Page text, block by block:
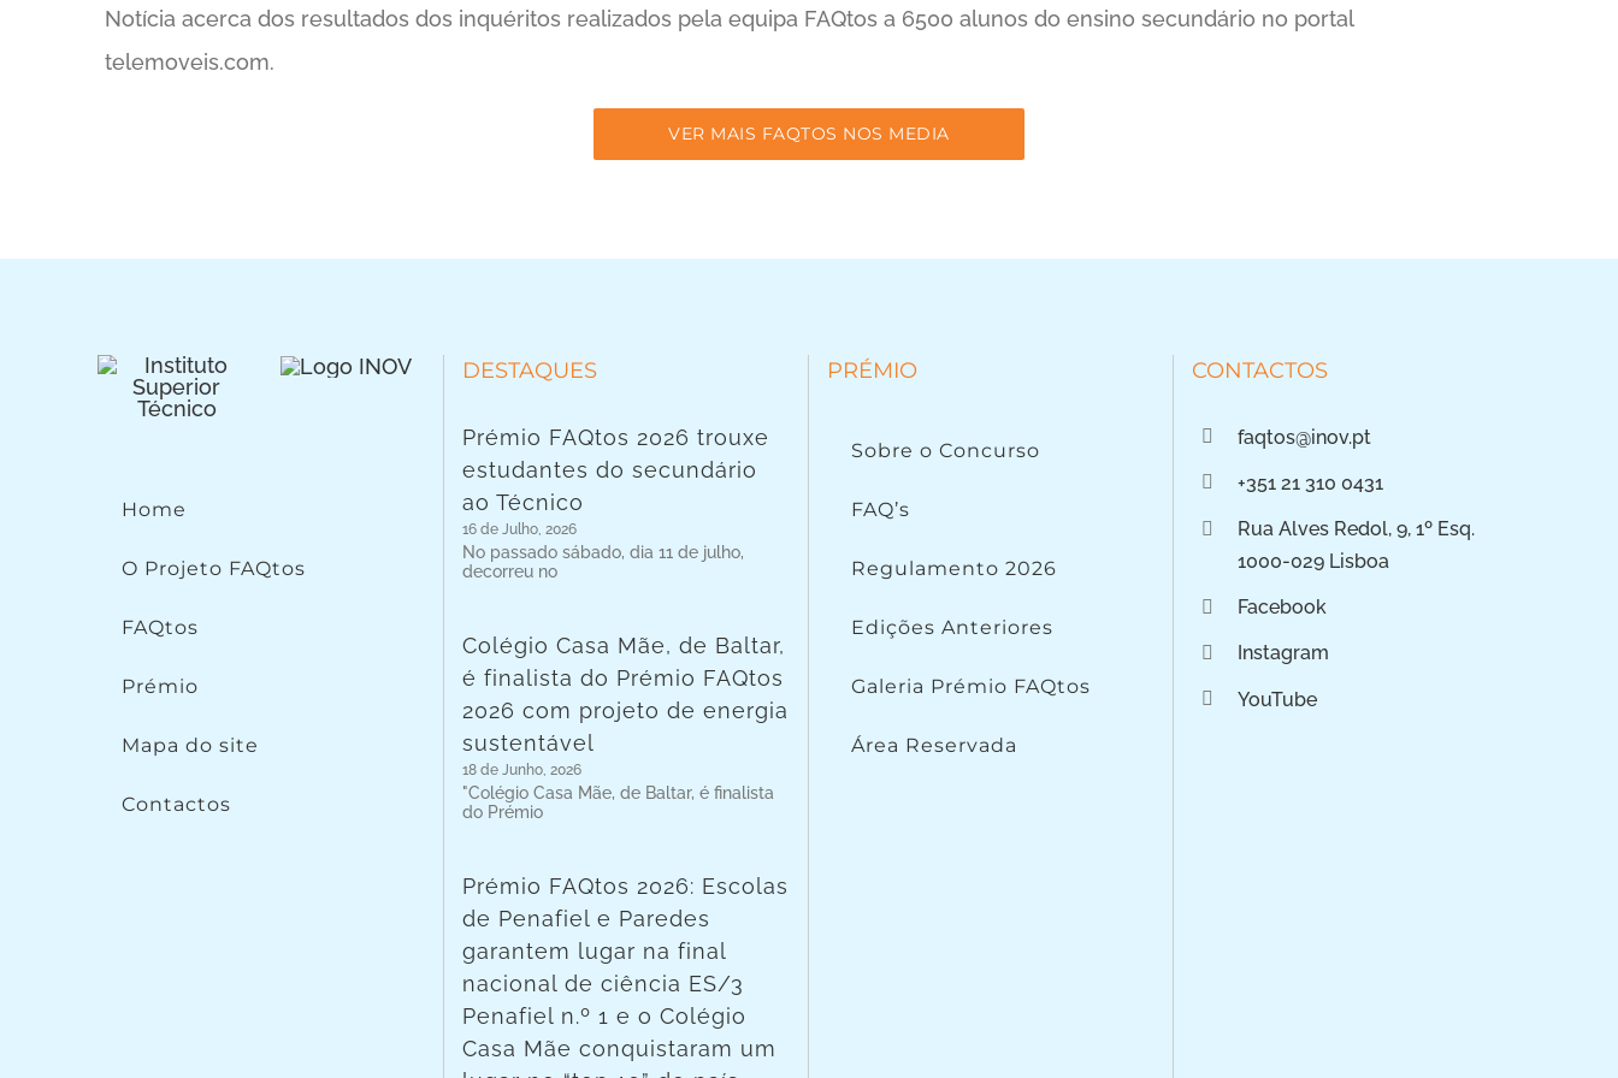
Notícia acerca dos resultados dos inquéritos realizados pela equipa FAQtos a 6500 alunos do ensino secundário no portal
telemoveis.com.
VER MAIS FAQTOS NOS MEDIA
Home
O Projeto FAQtos
FAQtos
Prémio
Mapa do site
Contactos
DESTAQUES
Prémio FAQtos 2026 trouxe
estudantes do secundário
ao Técnico
16 de Julho, 2026
No passado sábado, dia 11 de julho,
decorreu no
Colégio Casa Mãe, de Baltar,
é finalista do Prémio FAQtos
2026 com projeto de energia
sustentável
18 de Junho, 2026
"Colégio Casa Mãe, de Baltar, é finalista
do Prémio
Prémio FAQtos 2026: Escolas
de Penafiel e Paredes
garantem lugar na final
nacional de ciência ES/3
Penafiel n.º 1 e o Colégio
Casa Mãe conquistaram um
PRÉMIO
Sobre o Concurso
FAQ’s
Regulamento 2026
Edições Anteriores
Galeria Prémio FAQtos
Área Reservada
CONTACTOS
faqtos@inov.pt
+351 21 310 0431
Rua Alves Redol, 9, 1º Esq.
1000-029 Lisboa
Facebook
Instagram
YouTube